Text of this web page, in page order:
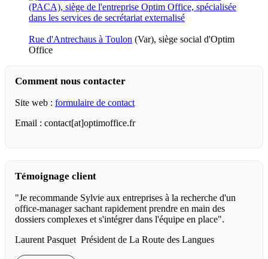
Rue d'Antrechaus à Toulon (Var), siège social d'Optim
Office
Comment nous contacter
Site web : formulaire de contact
Email : contact[at]optimoffice.fr
Témoignage client
"Je recommande Sylvie aux entreprises à la recherche d'un
office-manager sachant rapidement prendre en main des
dossiers complexes et s'intégrer dans l'équipe en place".
Laurent Pasquet Président de La Route des Langues